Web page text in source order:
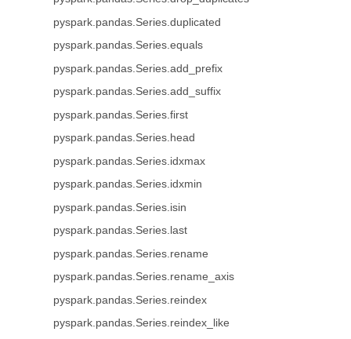
pyspark.pandas.Series.duplicated
pyspark.pandas.Series.equals
pyspark.pandas.Series.add_prefix
pyspark.pandas.Series.add_suffix
pyspark.pandas.Series.first
pyspark.pandas.Series.head
pyspark.pandas.Series.idxmax
pyspark.pandas.Series.idxmin
pyspark.pandas.Series.isin
pyspark.pandas.Series.last
pyspark.pandas.Series.rename
pyspark.pandas.Series.rename_axis
pyspark.pandas.Series.reindex
pyspark.pandas.Series.reindex_like